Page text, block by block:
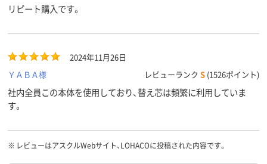
リピート購入です。
2024年11月26日
ＹＡＢＡ様
レビューランク S (1526ポイント)
社内全員この本体を使用しており、替え芯は頻繁に利用していま
す。
※ レビューはアスクルWebサイト、LOHACOに投稿された内容です。